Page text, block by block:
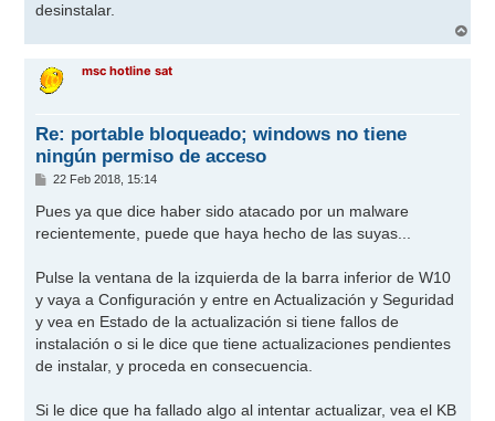
desinstalar.
r
msc hotline sat
Re: portable bloqueado; windows no tiene
ningún permiso de acceso
M
n
s
a
22 Feb 2018, 15:14
Pues ya que dice haber sido atacado por un malware
recientemente, puede que haya hecho de las suyas...
Pulse la ventana de la izquierda de la barra inferior de W10
y vaya a Configuración y entre en Actualización y Seguridad
y vea en Estado de la actualización si tiene fallos de
instalación o si le dice que tiene actualizaciones pendientes
de instalar, y proceda en consecuencia.
Si le dice que ha fallado algo al intentar actualizar, vea el KB